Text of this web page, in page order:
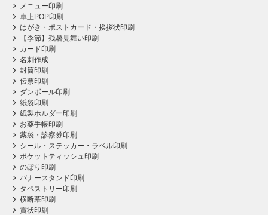
メニュー印刷
卓上POP印刷
はがき・ポストカード・挨拶状印刷
【季節】残暑見舞い印刷
カード印刷
名刺作成
封筒印刷
伝票印刷
ダンボール印刷
紙袋印刷
紙製ホルダー印刷
お薬手帳印刷
薬袋・診察券印刷
シール・ステッカー・ラベル印刷
ポケットティッシュ印刷
のぼり印刷
バナースタンド印刷
タペストリー印刷
横断幕印刷
賞状印刷